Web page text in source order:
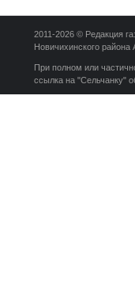
2011-2026 © Редакция
Новичихинского района
При полном или
ссылка на "Сельчанку"